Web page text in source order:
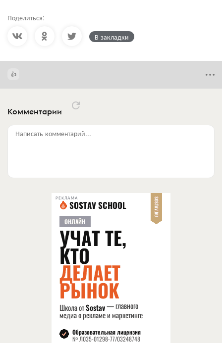
Поделиться:
В закладки
Комментарии
Написать комментарий...
РЕКЛАМА